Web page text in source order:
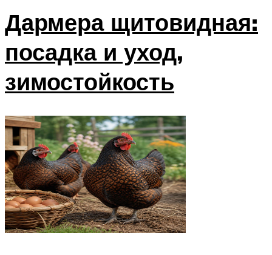
Дармера щитовидная:
посадка и уход,
зимостойкость